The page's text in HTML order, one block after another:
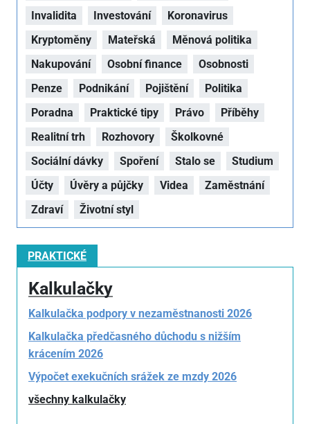
Invalidita Investování
Koronavirus
Kryptoměny
Mateřská
Měnová politika
Nakupování
Osobní finance
Osobnosti
Penze
Podnikání Pojištění
Politika
Poradna
Praktické tipy Právo
Příběhy
Realitní trh
Rozhovory
Školkovné
Sociální dávky
Spoření Stalo se
Studium
Účty
Úvěry a půjčky Videa
Zaměstnání
Zdraví
Životní styl
PRAKTICKÉ
Kalkulačky
Kalkulačka podpory v nezaměstnanosti 2026
Kalkulačka předčasného důchodu s nižším
krácením 2026
Výpočet exekučních srážek ze mzdy 2026
všechny kalkulačky